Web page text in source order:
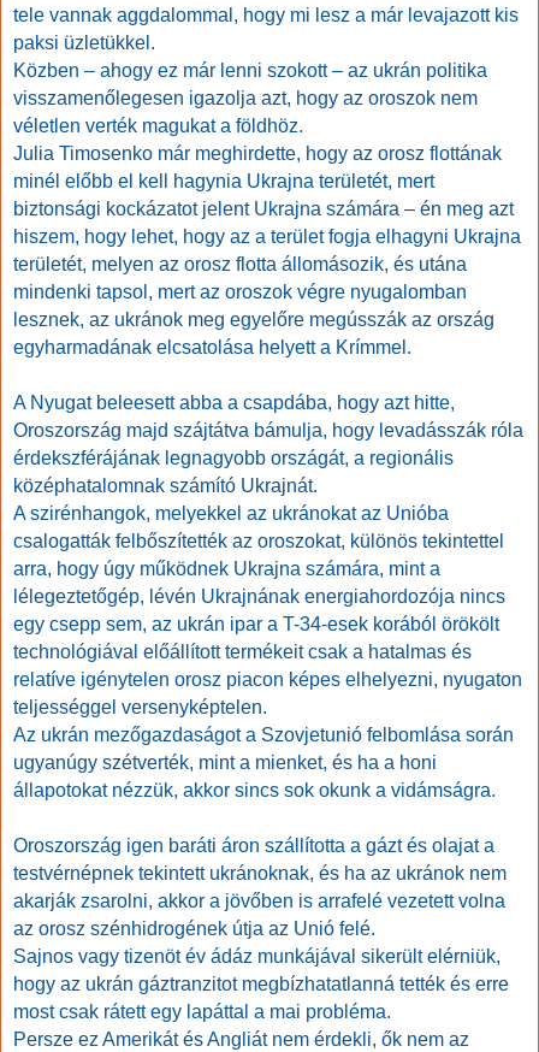
tele vannak aggdalommal, hogy mi lesz a már levajazott kis
paksi üzletükkel.
Közben – ahogy ez már lenni szokott – az ukrán politika
visszamenőlegesen igazolja azt, hogy az oroszok nem
véletlen verték magukat a földhöz.
Julia Timosenko már meghirdette, hogy az orosz flottának
minél előbb el kell hagynia Ukrajna területét, mert
biztonsági kockázatot jelent Ukrajna számára – én meg azt
hiszem, hogy lehet, hogy az a terület fogja elhagyni Ukrajna
területét, melyen az orosz flotta állomásozik, és utána
mindenki tapsol, mert az oroszok végre nyugalomban
lesznek, az ukránok meg egyelőre megússzák az ország
egyharmadának elcsatolása helyett a Krímmel.
A Nyugat beleesett abba a csapdába, hogy azt hitte,
Oroszország majd szájtátva bámulja, hogy levadásszák róla
érdekszférájának legnagyobb országát, a regionális
középhatalomnak számító Ukrajnát.
A szirénhangok, melyekkel az ukránokat az Unióba
csalogatták felbőszítették az oroszokat, különös tekintettel
arra, hogy úgy működnek Ukrajna számára, mint a
lélegeztetőgép, lévén Ukrajnának energiahordozója nincs
egy csepp sem, az ukrán ipar a T-34-esek korából örökölt
technológiával előállított termékeit csak a hatalmas és
relatíve igénytelen orosz piacon képes elhelyezni, nyugaton
teljességgel versenyképtelen.
Az ukrán mezőgazdaságot a Szovjetunió felbomlása során
ugyanúgy szétverték, mint a mienket, és ha a honi
állapotokat nézzük, akkor sincs sok okunk a vidámságra.
Oroszország igen baráti áron szállította a gázt és olajat a
testvérnépnek tekintett ukránoknak, és ha az ukránok nem
akarják zsarolni, akkor a jövőben is arrafelé vezetett volna
az orosz szénhidrogének útja az Unió felé.
Sajnos vagy tizenöt év ádáz munkájával sikerült elérniük,
hogy az ukrán gáztranzitot megbízhatatlanná tették és erre
most csak rátett egy lapáttal a mai probléma.
Persze ez Amerikát és Angliát nem érdekli, ők nem az